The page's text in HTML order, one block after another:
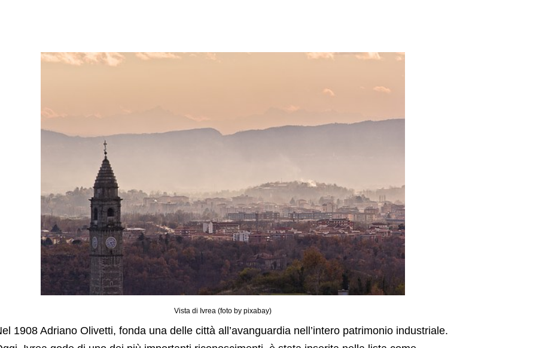
Vista di Ivrea (foto by pixabay)
1908 Adriano Olivetti, fonda una delle città all’avanguardia nell’intero patrimonio industriale.